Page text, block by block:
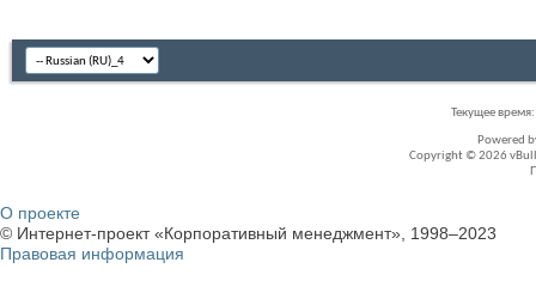
Текущее время:
Powered
Copyright © 2026
О проекте
© Интернет-проект «Корпоративный менеджмент», 1998–2023
Правовая информация